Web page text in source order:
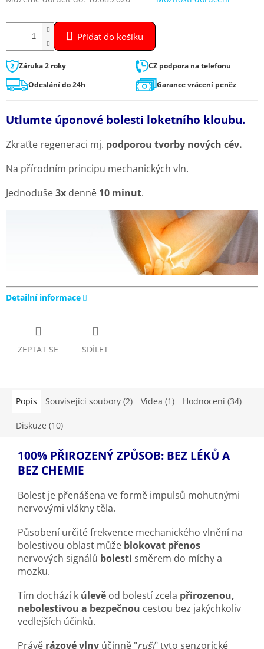
Přidat do košíku
Záruka 2 roky
CZ podpora na telefonu
Odeslání do 24h
Garance vrácení peněz
Utlumte úponové bolesti loketního kloubu.
Zkraťte regeneraci mj. podporou tvorby nových cév.
Na přírodním principu mechanických vln.
Jednoduše3x denně 10 minut.
Detailní informace
ZEPTAT SE SDÍLET
Popis Související soubory (2) Videa (1) Hodnocení (34)
Diskuze (10)
100% PŘIROZENÝ ZPŮSOB: BEZ LÉKŮ A
BEZ CHEMIE
Bolest je přenášena ve formě impulsů mohutnými
nervovými vlákny těla.
Působení určité frekvence mechanického vlnění na
bolestivou oblast může blokovat přenos
nervových signálů bolesti směrem do míchy a
mozku.
Tím dochází k úlevě od bolestí zcela přirozenou,
nebolestivou a bezpečnou cestou bez jakýchkoliv
vedlejších účinků.
Právě rázové vlny účinně "ruší" tyto senzorické